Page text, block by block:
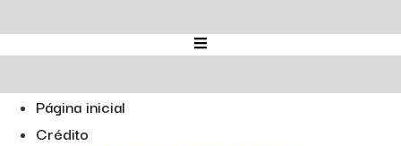
para
o
Página inicial
Crédito